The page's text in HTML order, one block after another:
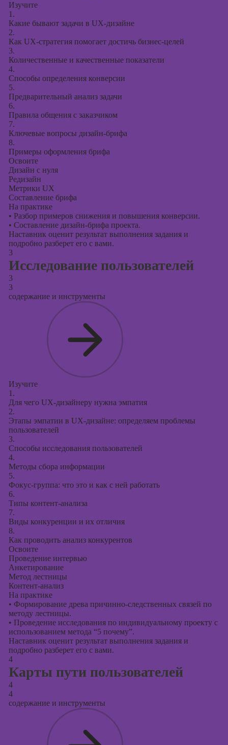
Изучите
1.
Какие бывают задачи в UX-дизайне
2.
Как UX-стратегия помогает достичь бизнес-целей
3.
Количественные и качественные показатели
4.
Способы определения конверсии
5.
Предварительный анализ задачи
6.
Правила общения с заказчиком
7.
Ключевые вопросы дизайн-брифа
8.
Примеры оформления брифа
Освоите
Дизайн с нуля
Редизайн
Метрики UX
Составление брифа
На практике
• Разбор примеров снижения и повышения конверсии.
• Составление дизайн-брифа проекта.
Наставник оценит результат выполнения задания и
подробно разберет его с вами.
3
Исследование пользователей
3
3
содержание и инструменты
Изучите
1.
Для чего UX-дизайнеру нужна эмпатия
2.
Этапы эмпатии в UX-дизайне: определяем проблемы
пользователей
3.
Способы исследования пользователей
4.
Методы сбора информации
5.
Фокус-группа: что это и как с ней работать
6.
Типы контент-анализа
7.
Виды конкуренции и их отличия
8.
Как проводить анализ конкурентов
Освоите
Проведение интервью
Анкетирование
Метод лестницы
Контент-анализ
На практике
• Формирование древа причинно-следственных связей по
методу лестницы.
• Проведение исследования по индивидуальному проекту с
использованием метода “5 почему”.
Наставник оценит результат выполнения задания и
подробно разберет его с вами.
4
Карты пути пользователей
4
4
содержание и инструменты